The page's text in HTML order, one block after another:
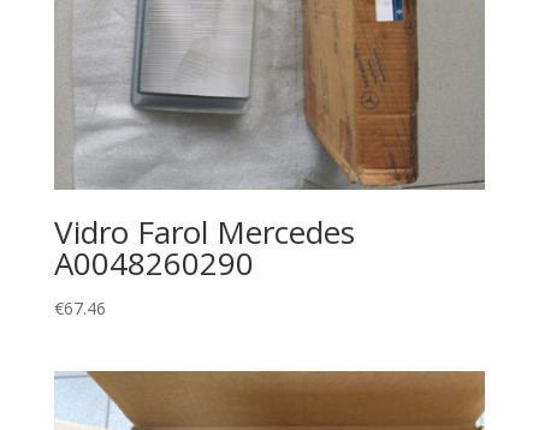
Vidro Farol Mercedes
A0048260290
€67.46